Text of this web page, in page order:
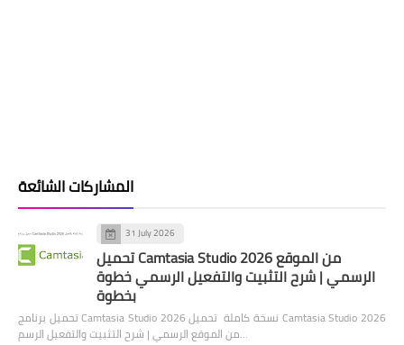
المشاركات الشائعة
31 July 2026
تحميل Camtasia Studio 2026 من الموقع
الرسمي | شرح التثبيت والتفعيل الرسمي خطوة
بخطوة
تحميل برنامج Camtasia Studio 2026 نسخة كاملة تحميل Camtasia Studio 2026
من الموقع الرسمي | شرح التثبيت والتفعيل الرسم…